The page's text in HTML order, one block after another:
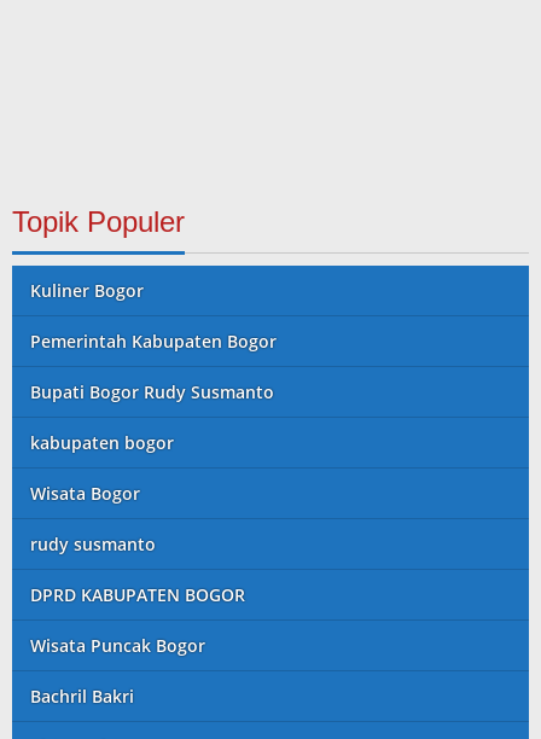
Topik Populer
Kuliner Bogor
Pemerintah Kabupaten Bogor
Bupati Bogor Rudy Susmanto
kabupaten bogor
Wisata Bogor
rudy susmanto
DPRD KABUPATEN BOGOR
Wisata Puncak Bogor
Bachril Bakri